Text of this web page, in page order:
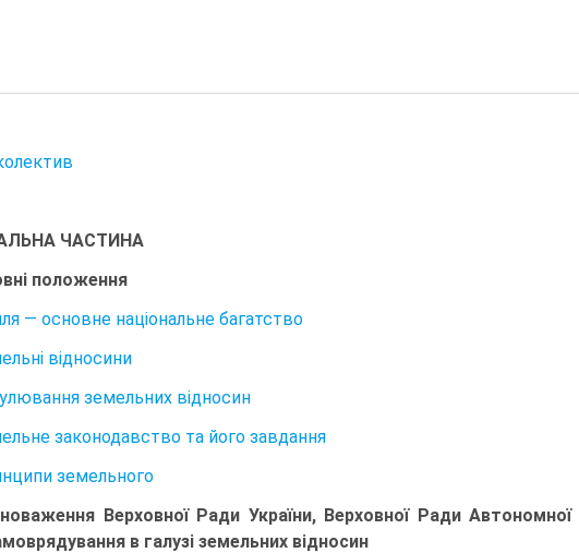
ЧАСТИНА
положення
— основне національне багатство
відносини
земельних відносин
законодавство та його завдання
земельного
Верховної Ради України, Верховної Ради Автономної
в галузі земельних відносин